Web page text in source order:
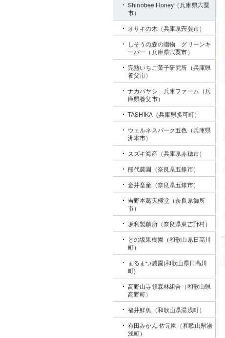
Shinobee Honey（兵庫県宍粟
市）
オサキの木（兵庫県宍粟市）
しそうの森の贈物 グリーンキ
ーパー（兵庫県宍粟市）
完熟いちご菓子研究所（兵庫県
養父市）
ナカバヤシ 兵庫ファーム（兵
庫県養父市）
TASHIKA（兵庫県多可町）
ウェルネスパーク五色（兵庫県
洲本市）
スズキ海産（兵庫県赤穂市）
熊代農園（奈良県五條市）
金井畜産（奈良県五條市）
吉野本葛天極堂（奈良県御所
市）
坂利製麵所（奈良県東吉野村）
どの坂果樹園（和歌山県日高川
町）
まるまつ農園(和歌山県日高川
町)
高野山寺領森林組合（和歌山県
高野町）
福井鮮魚（和歌山県湯浅町）
有田みかん 佐元園（和歌山県湯
浅町）